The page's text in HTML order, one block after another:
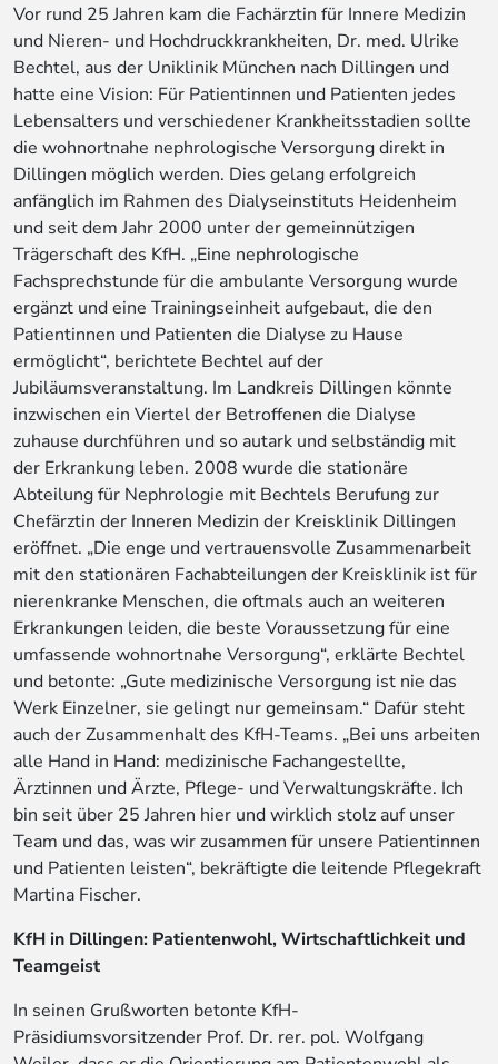
Vor rund 25 Jahren kam die Fachärztin für Innere Medizin
und Nieren- und Hochdruckkrankheiten, Dr. med. Ulrike
Bechtel, aus der Uniklinik München nach Dillingen und
hatte eine Vision: Für Patientinnen und Patienten jedes
Lebensalters und verschiedener Krankheitsstadien sollte
die wohnortnahe nephrologische Versorgung direkt in
Dillingen möglich werden. Dies gelang erfolgreich
anfänglich im Rahmen des Dialyseinstituts Heidenheim
und seit dem Jahr 2000 unter der gemeinnützigen
Trägerschaft des KfH. „Eine nephrologische
Fachsprechstunde für die ambulante Versorgung wurde
ergänzt und eine Trainingseinheit aufgebaut, die den
Patientinnen und Patienten die Dialyse zu Hause
ermöglicht“, berichtete Bechtel auf der
Jubiläumsveranstaltung. Im Landkreis Dillingen könnte
inzwischen ein Viertel der Betroffenen die Dialyse
zuhause durchführen und so autark und selbständig mit
der Erkrankung leben. 2008 wurde die stationäre
Abteilung für Nephrologie mit Bechtels Berufung zur
Chefärztin der Inneren Medizin der Kreisklinik Dillingen
eröffnet. „Die enge und vertrauensvolle Zusammenarbeit
mit den stationären Fachabteilungen der Kreisklinik ist für
nierenkranke Menschen, die oftmals auch an weiteren
Erkrankungen leiden, die beste Voraussetzung für eine
umfassende wohnortnahe Versorgung“, erklärte Bechtel
und betonte: „Gute medizinische Versorgung ist nie das
Werk Einzelner, sie gelingt nur gemeinsam.“ Dafür steht
auch der Zusammenhalt des KfH-Teams. „Bei uns arbeiten
alle Hand in Hand: medizinische Fachangestellte,
Ärztinnen und Ärzte, Pflege- und Verwaltungskräfte. Ich
bin seit über 25 Jahren hier und wirklich stolz auf unser
Team und das, was wir zusammen für unsere Patientinnen
und Patienten leisten“, bekräftigte die leitende Pflegekraft
Martina Fischer.
KfH in Dillingen: Patientenwohl, Wirtschaftlichkeit und
Teamgeist
In seinen Grußworten betonte KfH-
Präsidiumsvorsitzender Prof. Dr. rer. pol. Wolfgang